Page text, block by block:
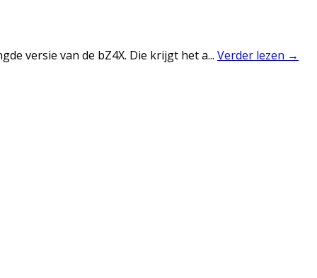
versie van de bZ4X. Die krijgt het a... Verder lezen →